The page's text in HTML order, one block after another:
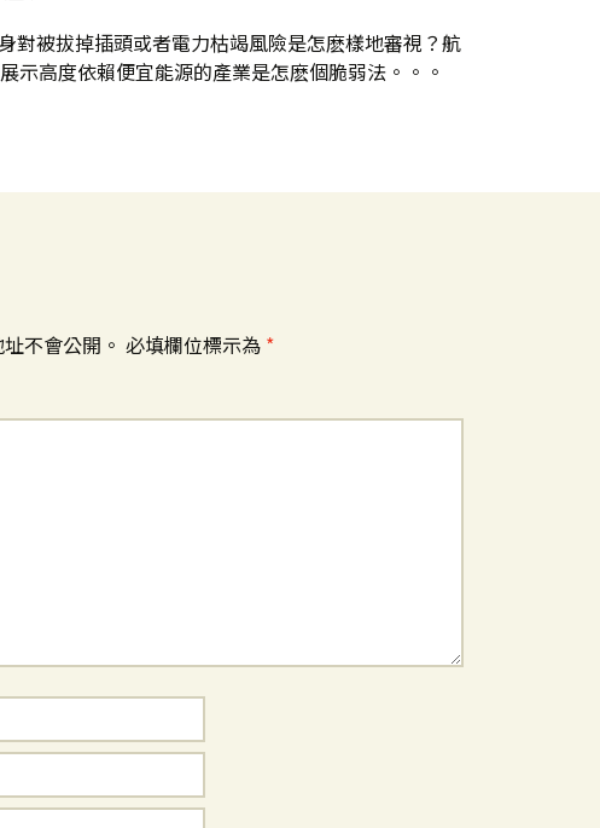
對被拔掉插頭或者電力枯竭風險是怎麽樣地審視？航
示高度依賴便宜能源的產業是怎麽個脆弱法。。。
不會公開。 必填欄位標示為 *